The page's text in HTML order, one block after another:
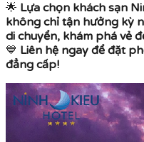
🌟 Lựa chọn khách sạn
không chỉ tận hưởng kỳ
di chuyển, khám phá vẻ
💙 Liên hệ ngay để đặt
đẳng cấp!